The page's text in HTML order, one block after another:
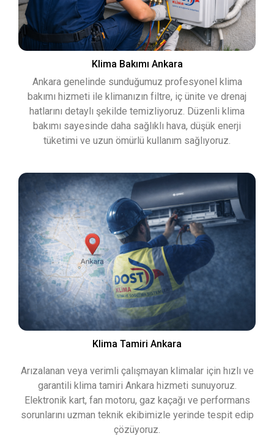
Klima Bakımı Ankara
Ankara genelinde sunduğumuz profesyonel klima
bakımı hizmeti ile klimanızın filtre, iç ünite ve drenaj
hatlarını detaylı şekilde temizliyoruz. Düzenli klima
bakımı sayesinde daha sağlıklı hava, düşük enerji
tüketimi ve uzun ömürlü kullanım sağlıyoruz.
Klima Tamiri Ankara
Arızalanan veya verimli çalışmayan klimalar için hızlı ve
garantili klima tamiri Ankara hizmeti sunuyoruz.
Elektronik kart, fan motoru, gaz kaçağı ve performans
sorunlarını uzman teknik ekibimizle yerinde tespit edip
çözüyoruz.